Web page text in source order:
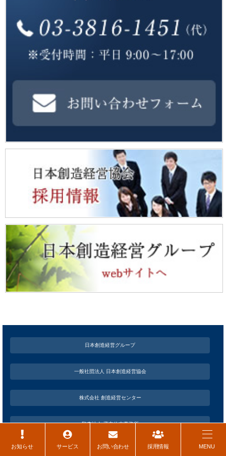
お知らせ サービス お問い合わせ 採用情報 MENU
日本創造経営グループ
一般社団法人 日本創造経営協会
株式会社 創造経営センター
監査法人 薄衣佐吉事務所
税理士法人 大和